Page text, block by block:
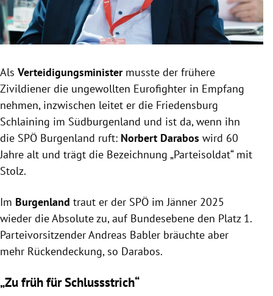
Untermenü
Untermenü
Untermenü
Als Verteidigungsministermusste der frühere
Zivildiener die ungewollten Eurofighter in Empfang
nehmen, inzwischen leitet er die Friedensburg
Schlaining im Südburgenland und ist da, wenn ihn
die SPÖ Burgenland ruft: Norbert Darabos wird 60
Jahre alt und trägt die Bezeichnung „Parteisoldat“ mit
Stolz.
Im Burgenland traut er der SPÖ im Jänner 2025
wieder die Absolute zu, auf Bundesebene den Platz 1.
Parteivorsitzender Andreas Babler bräuchte aber
mehr Rückendeckung, so Darabos.
„Zu früh für Schlussstrich“